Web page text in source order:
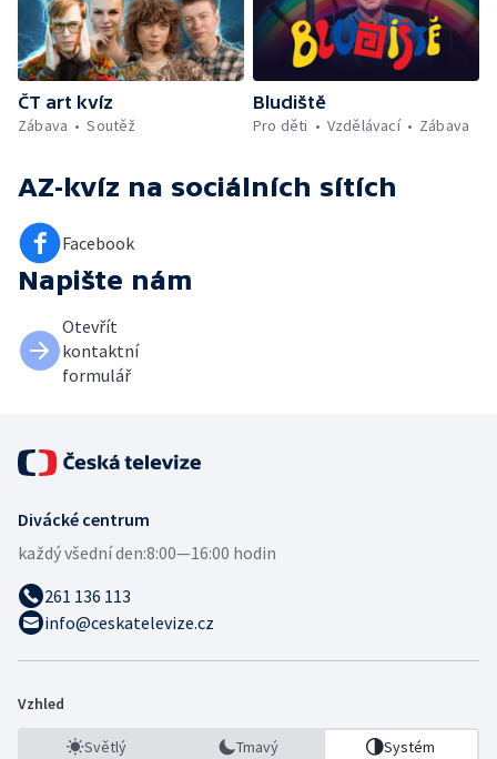
ČT art kvíz
Zábava
Soutěž
Bludiště
Pro děti
Vzdělávací Zábava
AZ-kvíz na sociálních sítích
Facebook
Napište nám
Otevřít
kontaktní
formulář
Divácké centrum
každý všední den:8:00—16:00 hodin
261 136 113
info@ceskatelevize.cz
Vzhled
Světlý Tmavý Systém